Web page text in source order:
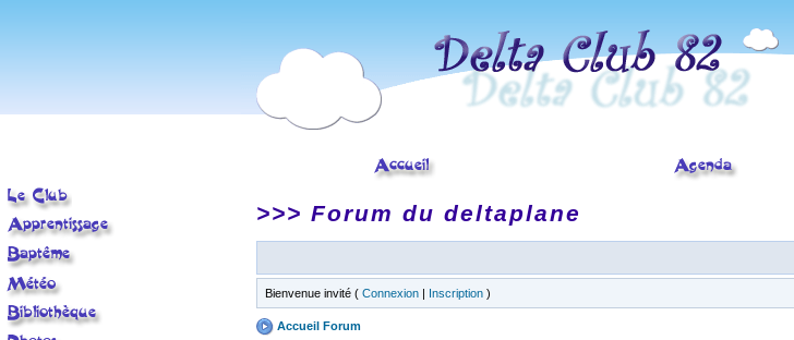
>>> Forum du deltaplane
Bienvenue invité ( Connexion | Inscription )
Accueil Forum